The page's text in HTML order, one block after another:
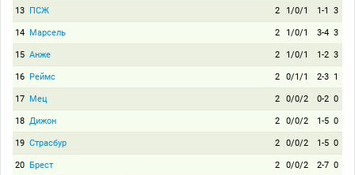
13 ПСЖ 2 1/0/1 1-1 3
14 Марсель 2 1/0/1 3-4 3
15 Анже 2 1/0/1 1-2 3
16 Реймс 2 0/1/1 2-3 1
17 Мец 2 0/0/2 0-2 0
18 Дижон 2 0/0/2 1-5 0
19 Страсбур 2 0/0/2 1-5 0
20 Брест 2 0/0/2 2-7 0